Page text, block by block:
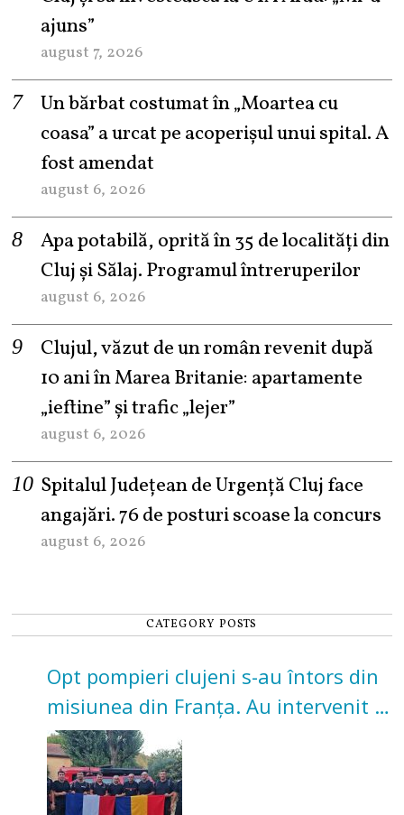
ajuns”
august 7, 2026
Un bărbat costumat în „Moartea cu
coasa” a urcat pe acoperișul unui spital. A
fost amendat
august 6, 2026
Apa potabilă, oprită în 35 de localități din
Cluj și Sălaj. Programul întreruperilor
august 6, 2026
Clujul, văzut de un român revenit după
10 ani în Marea Britanie: apartamente
„ieftine” și trafic „lejer”
august 6, 2026
Spitalul Județean de Urgență Cluj face
angajări. 76 de posturi scoase la concurs
august 6, 2026
CATEGORY POSTS
Opt pompieri clujeni s-au întors din
misiunea din Franța. Au intervenit la
incendii de vegetație și pădure